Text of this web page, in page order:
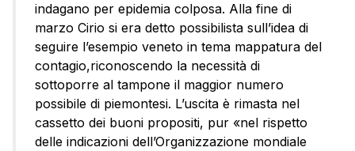
indagano per epidemia colposa. Alla fine di
marzo Cirio si era detto possibilista sull’idea di
seguire l’esempio veneto in tema mappatura del
contagio,riconoscendo la necessità di
sottoporre al tampone il maggior numero
possibile di piemontesi. L’uscita è rimasta nel
cassetto dei buoni propositi, pur «nel rispetto
delle indicazioni dell’Organizzazione mondiale